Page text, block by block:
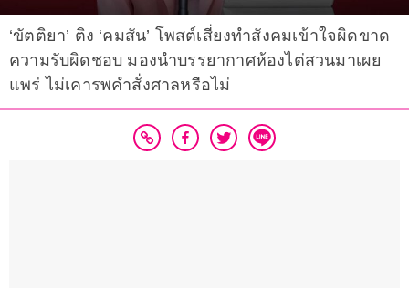
‘ขัตติยา’ ติง ‘คมสัน’ โพสต์เสี่ยงทำสังคมเข้าใจผิดขาด
ความรับผิดชอบ มองนำบรรยากาศห้องไต่สวนมาเผย
แพร่ ไม่เคารพคำสั่งศาลหรือไม่